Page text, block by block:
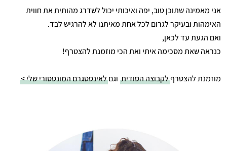
אני מאמינה שתוכן טוב, יפה ואיכותי יכול לשדרג מהותית את חווית
האימהות ובעיקר לגרום לכל אחת מאיתנו לא להרגיש לבד.
ואם הגעת עד לכאן,
כנראה שאת מסכימה איתי ואת הכי מוזמנת להצטרף!
מוזמנת להצטרףלקבוצה הסודיתוגםלאינסטגרם המונטסורי שלי >